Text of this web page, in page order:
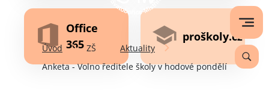
Office
365
proškoly.cz
Úvod ZŠ
Aktuality
Anketa - Volno ředitele školy v hodové pondělí